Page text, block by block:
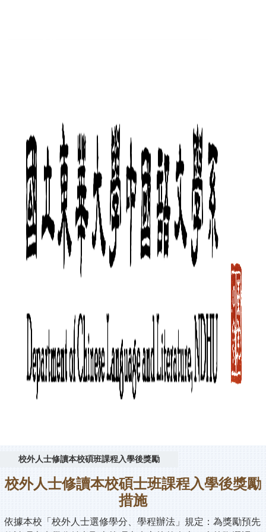
校外人士修讀本校碩班課程入學後獎勵
校外人士修讀本校碩士班課程入學後獎勵
措施
依據本校「校外人士選修學分、學程辦法」規定：為獎勵預先